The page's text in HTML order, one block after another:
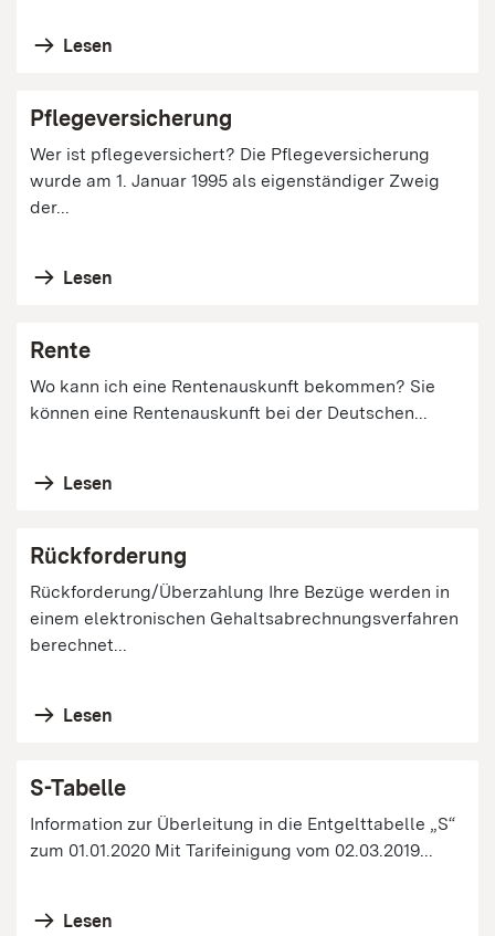
Lesen
Pflegeversicherung
Wer ist pflegeversichert? Die Pflegeversicherung
wurde am 1. Januar 1995 als eigenständiger Zweig
der...
Lesen
Rente
Wo kann ich eine Rentenauskunft bekommen? Sie
können eine Rentenauskunft bei der Deutschen...
Lesen
Rückforderung
Rückforderung/Überzahlung Ihre Bezüge werden in
einem elektronischen Gehaltsabrechnungsverfahren
berechnet...
Lesen
S-Tabelle
Information zur Überleitung in die Entgelttabelle „S“
zum 01.01.2020 Mit Tarifeinigung vom 02.03.2019...
Lesen